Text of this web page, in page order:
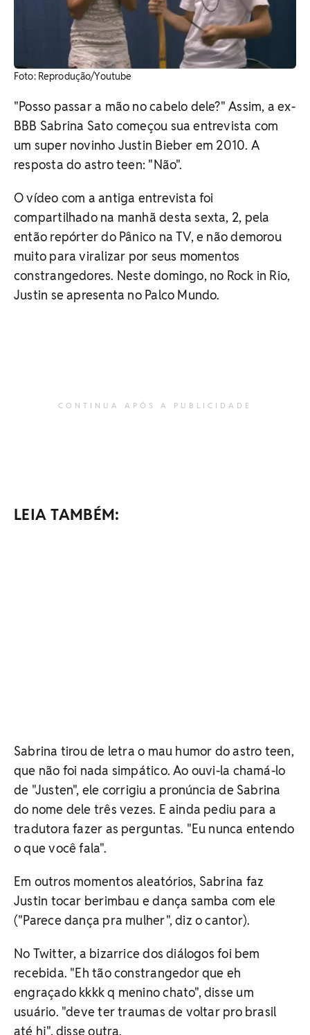
Foto: Reprodução/Youtube
"Posso passar a mão no cabelo dele?" Assim, a ex-
BBB Sabrina Sato começou sua entrevista com
um super novinho Justin Bieber em 2010. A
resposta do astro teen: "Não".
O vídeo com a antiga entrevista foi
compartilhado na manhã desta sexta, 2, pela
então repórter do Pânico na TV, e não demorou
muito para viralizar por seus momentos
constrangedores. Neste domingo, no Rock in Rio,
Justin se apresenta no Palco Mundo.
CONTINUA APÓS A PUBLICIDADE
LEIA TAMBÉM:
Sabrina tirou de letra o mau humor do astro teen,
que não foi nada simpático. Ao ouvi-la chamá-lo
de "Justen", ele corrigiu a pronúncia de Sabrina
do nome dele três vezes. E ainda pediu para a
tradutora fazer as perguntas. "Eu nunca entendo
o que você fala".
Em outros momentos aleatórios, Sabrina faz
Justin tocar berimbau e dança samba com ele
("Parece dança pra mulher", diz o cantor).
No Twitter, a bizarrice dos diálogos foi bem
recebida. "Eh tão constrangedor que eh
engraçado kkkk q menino chato", disse um
usuário. "deve ter traumas de voltar pro brasil
até hj", disse outra.